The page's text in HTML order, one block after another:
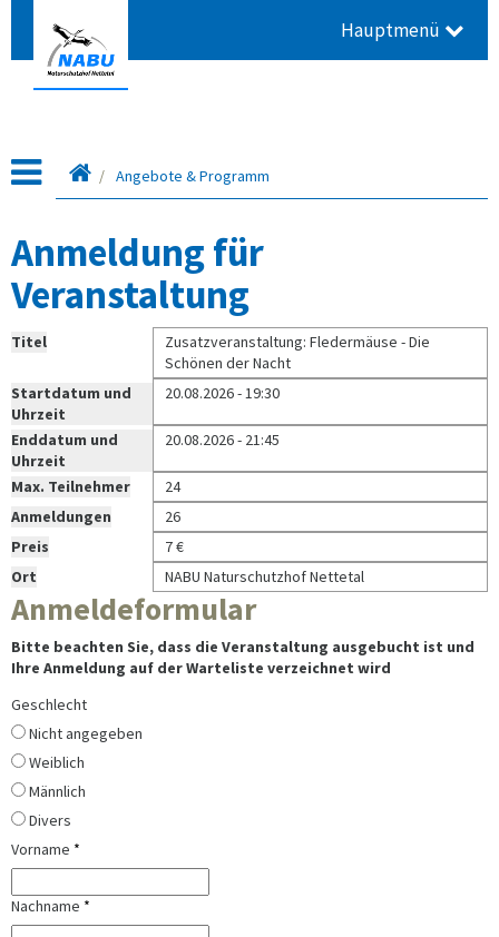
Hauptmenü
Leitseite
Angebote & Programm
Anmeldung für
Veranstaltung
Titel
Zusatzveranstaltung: Fledermäuse - Die
Schönen der Nacht
Startdatum und
Uhrzeit
20.08.2026 - 19:30
Enddatum und
Uhrzeit
20.08.2026 - 21:45
Max. Teilnehmer
24
Anmeldungen
26
Preis
7 €
Ort
NABU Naturschutzhof Nettetal
Anmeldeformular
Bitte beachten Sie, dass die Veranstaltung ausgebucht ist und
Ihre Anmeldung auf der Warteliste verzeichnet wird
Geschlecht
Nicht angegeben
Weiblich
Männlich
Divers
Vorname *
Nachname *